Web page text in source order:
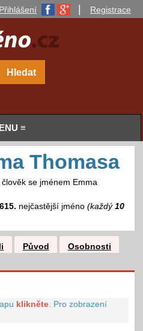
Přihlášení Registrace
≡
Thomasa
se jménem Emma
nejčastější jméno (každý 10
Původ
Osobnosti
klikněte Pro zobrazení